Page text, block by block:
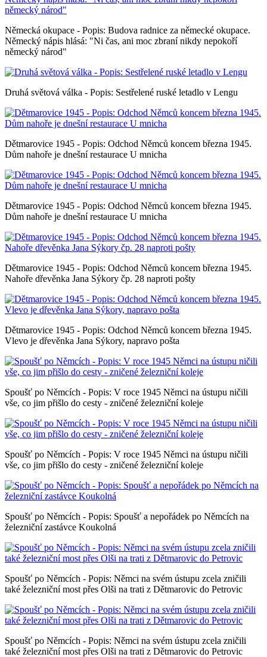
Německá okupace - Popis: Budova radnice za německé okupace.
Německý nápis hlásá: "Ni čas, ani moc zbraní nikdy nepokoří
německý národ"
Druhá světová válka - Popis: Sestřelené ruské letadlo v Lengu
Dětmarovice 1945 - Popis: Odchod Němců koncem března 1945.
Dům nahoře je dnešní restaurace U mnicha
Dětmarovice 1945 - Popis: Odchod Němců koncem března 1945.
Dům nahoře je dnešní restaurace U mnicha
Dětmarovice 1945 - Popis: Odchod Němců koncem března 1945.
Nahoře dřevěnka Jana Sýkory čp. 28 naproti pošty
Dětmarovice 1945 - Popis: Odchod Němců koncem března 1945.
Vlevo je dřevěnka Jana Sýkory, napravo pošta
Spoušť po Němcích - Popis: V roce 1945 Němci na ústupu ničili
vše, co jim přišlo do cesty - zničené železniční koleje
Spoušť po Němcích - Popis: V roce 1945 Němci na ústupu ničili
vše, co jim přišlo do cesty - zničené železniční koleje
Spoušť po Němcích - Popis: Spoušť a nepořádek po Němcích na
železniční zastávce Koukolná
Spoušť po Němcích - Popis: Němci na svém ústupu zcela zničili
také železniční most přes Olši na trati z Dětmarovic do Petrovic
Spoušť po Němcích - Popis: Němci na svém ústupu zcela zničili
také železniční most přes Olši na trati z Dětmarovic do Petrovic